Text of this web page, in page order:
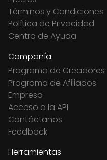
Términos y Condiciones
Política de Privacidad
Centro de Ayuda
Compañía
Programa de Creadores
Programa de Afiliados
Empresa
Acceso a la API
Contáctanos
Feedback
Herramientas